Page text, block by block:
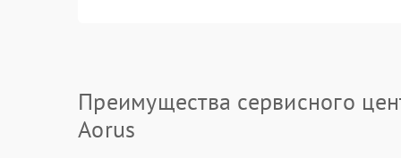
Преимущества сервисного
Aorus